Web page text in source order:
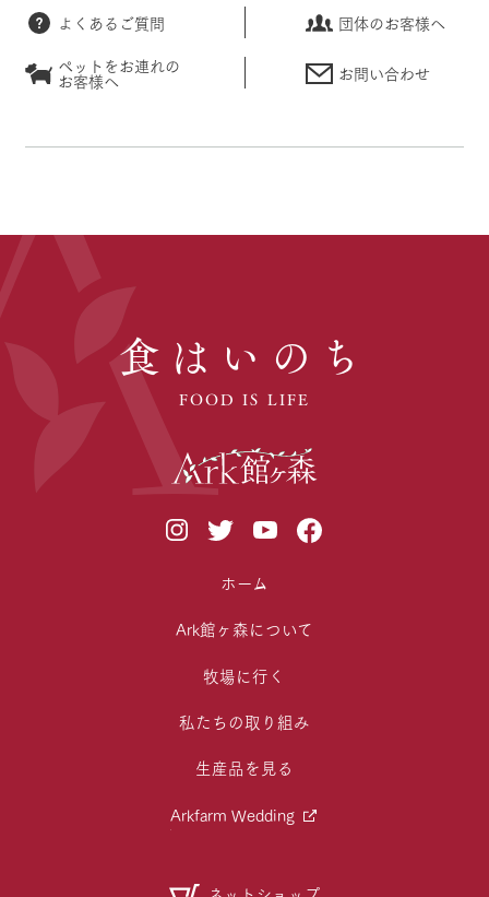
よくあるご質問
団体のお客様へ
ペットをお連れの
お客様へ お問い合わせ
食はいのち
FOOD IS LIFE
ホーム
Ark館ヶ森について
牧場に行く
私たちの取り組み
生産品を見る
Arkfarm Wedding